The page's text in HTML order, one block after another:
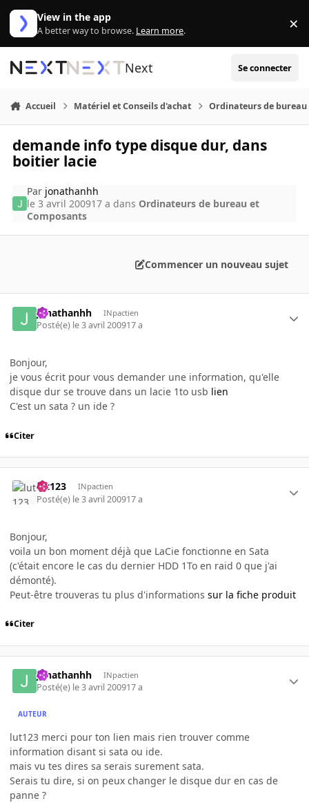
Aller au contenu
View in the app
A better way to browse. Learn more. ×
Next Se connecter
Accueil Matériel et Conseils d'achat Ordinateurs de bureau
demande info type disque dur, dans
boitier lacie
Par jonathanhh
le 3 avril 200917 a dans Ordinateurs de bureau et
Composants
Commencer un nouveau sujet
jonathanhh INpactien
Posté(e) le 3 avril 200917 a
Bonjour,
je vous écrit pour vous demander une information, qu'elle
disque dur se trouve dans un lacie 1to usb lien
C'est un sata ? un ide ?
Citer
lut123 INpactien
Posté(e) le 3 avril 200917 a
Bonjour,
voila un bon moment déjà que LaCie fonctionne en Sata
(c'était encore le cas du dernier HDD 1To en raid 0 que j'ai
démonté).
Peut-être trouveras tu plus d'informations sur la fiche produit
Citer
jonathanhh INpactien
Posté(e) le 3 avril 200917 a
AUTEUR
lut123 merci pour ton lien mais rien trouver comme
information disant si sata ou ide.
mais vu tes dires sa serais surement sata.
Serais tu dire, si on peux changer le disque dur en cas de
panne ?